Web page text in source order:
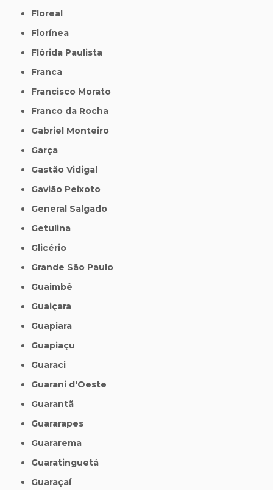
Floreal
Florínea
Flórida Paulista
Franca
Francisco Morato
Franco da Rocha
Gabriel Monteiro
Garça
Gastão Vidigal
Gavião Peixoto
General Salgado
Getulina
Glicério
Grande São Paulo
Guaimbê
Guaiçara
Guapiara
Guapiaçu
Guaraci
Guarani d'Oeste
Guarantã
Guararapes
Guararema
Guaratinguetá
Guaraçaí